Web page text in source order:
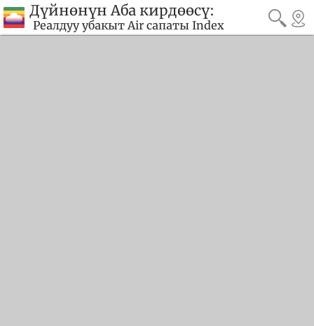
Дүйнөнүн Аба кирдөөсү:
Реалдуу убакыт Air сапаты Index